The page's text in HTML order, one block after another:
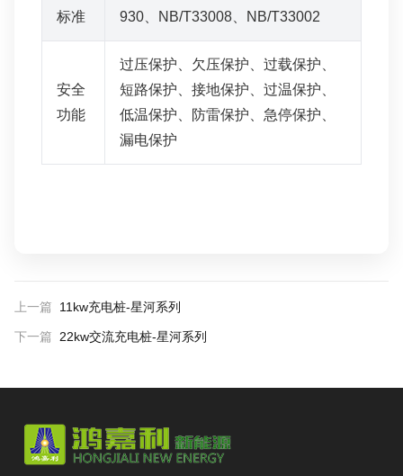
标准
930、NB/T33008、NB/T33002
安全
功能
过压保护、欠压保护、过载保护、
短路保护、接地保护、过温保护、
低温保护、防雷保护、急停保护、
漏电保护
上一篇 11kw充电桩-星河系列
下一篇 22kw交流充电桩-星河系列